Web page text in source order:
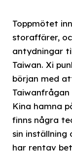
Toppmötet
storaffärer,
antydningar
Taiwan. Xi
början med
Kina hamna
finns några
sin inställning
har rentav